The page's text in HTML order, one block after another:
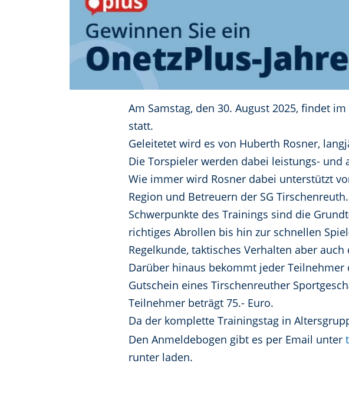
Am Samstag, den 30. August 2025, findet
statt.
Geleitetet wird es von Huberth Rosner,
Die Torspieler werden dabei leistungs-
Wie immer wird Rosner dabei unterstützt
Region und Betreuern der SG Tirschenreuth.
Schwerpunkte des Trainings sind die
richtiges Abrollen bis hin zur schnellen
Regelkunde, taktisches Verhalten aber
Darüber hinaus bekommt jeder
Gutschein eines Tirschenreuther
Teilnehmer beträgt 75.- Euro.
Da der komplette Trainingstag in
Den Anmeldebogen gibt es per Email unter
runter laden.